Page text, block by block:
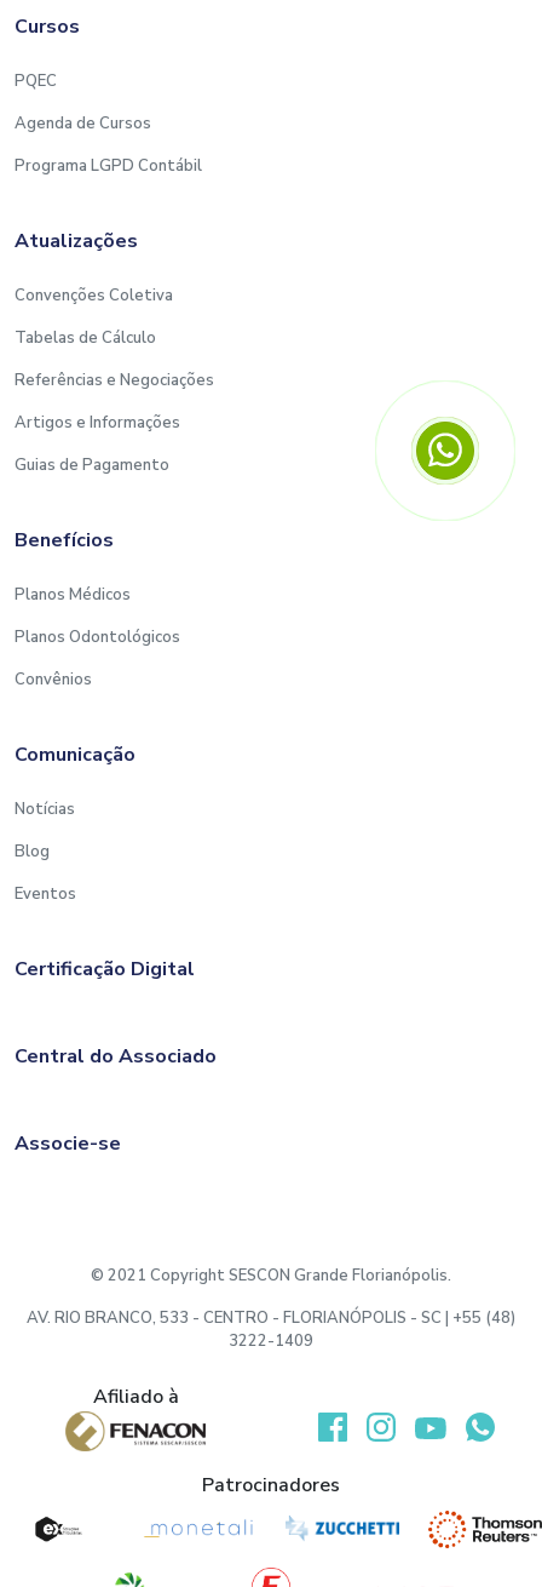
Cursos
PQEC
Agenda de Cursos
Programa LGPD Contábil
Atualizações
Convenções Coletiva
Tabelas de Cálculo
Referências e Negociações
Artigos e Informações
Guias de Pagamento
Benefícios
Planos Médicos
Planos Odontológicos
Convênios
Comunicação
Notícias
Blog
Eventos
Certificação Digital
Central do Associado
Associe-se
© 2021 Copyright SESCON Grande Florianópolis.
AV. RIO BRANCO, 533 - CENTRO - FLORIANÓPOLIS - SC | +55 (48)
3222-1409
Afiliado à
Desenvolvido por:
Patrocinadores